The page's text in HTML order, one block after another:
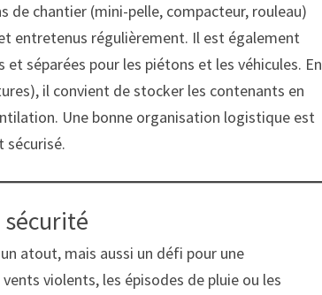
de chantier (mini-pelle, compacteur, rouleau)
entretenus régulièrement. Il est également
séparées pour les piétons et les véhicules. En
il convient de stocker les contenants en
Une bonne organisation logistique est
sécurisé.
atout, mais aussi un défi pour une
vents violents, les épisodes de pluie ou les